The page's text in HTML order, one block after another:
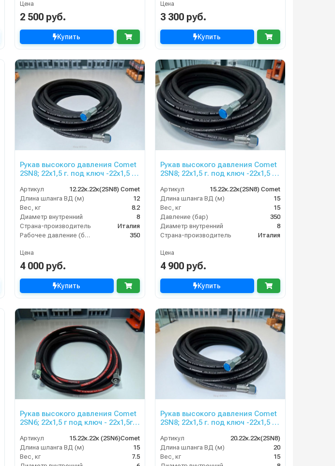
Цена
2 500 руб.
Купить
Цена
3 300 руб.
Купить
Рукав высокого давления Comet
2SN8; 22х1,5 г. под ключ -22х1,5 ;
Артикул
12.22к.22к(2SN8) Comet
Длина шланга ВД (м)
12
Вес, кг
8.2
Диаметр внутренний
8
Страна-производитель
Италия
Рабочее давление (бар)
350
Цена
4 000 руб.
Купить
Рукав высокого давления Comet
2SN8; 22х1,5 г. под ключ -22х1,5 ;
Артикул
15.22к.22к(2SN8) Comet
Длина шланга ВД (м)
15
Вес, кг
15
Давление (бар)
350
Диаметр внутренний
8
Страна-производитель
Италия
Цена
4 900 руб.
Купить
Рукав высокого давления Comet
2SN6; 22х1,5 г под ключ - 22х1,5г
Артикул
15.22к.22к (2SN6)Comet
Длина шланга ВД (м)
15
Вес, кг
7.5
Рукав высокого давления Comet
2SN8; 22х1,5 г. под ключ -22х1,5 ;
Артикул
20.22к.22к(2SN8)
Длина шланга ВД (м)
20
Вес, кг
15